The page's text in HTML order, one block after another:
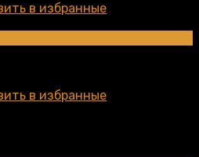
в избранные
в избранные